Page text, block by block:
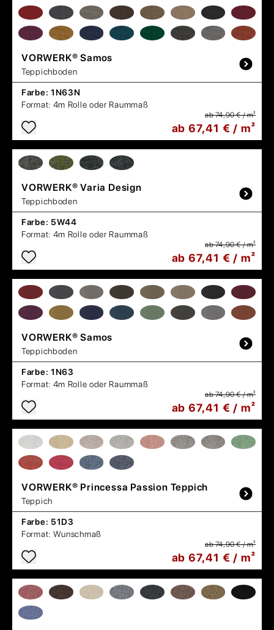
VORWERK® Samos
Teppichboden
Farbe: 1N63N
Format: 4m Rolle oder Raummaß
ab 74,90 € / m²
ab 67,41 € / m²
VORWERK® Varia Design
Teppichboden
Farbe: 5W44
Format: 4m Rolle oder Raummaß
ab 74,90 € / m²
ab 67,41 € / m²
VORWERK® Samos
Teppichboden
Farbe: 1N63
Format: 4m Rolle oder Raummaß
ab 74,90 € / m²
ab 67,41 € / m²
VORWERK® Princessa Passion Teppich
Teppich
Farbe: 51D3
Format: Wunschmaß
ab 74,90 € / m²
ab 67,41 € / m²